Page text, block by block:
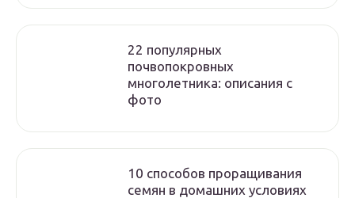
22 популярных
почвопокровных
многолетника: описания с
фото
10 способов проращивания
семян в домашних условиях